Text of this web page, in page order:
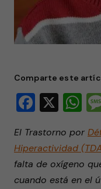
Comparte este
X
El Trastorno por
Hiperactividad
falta de oxígeno
cuando está en el